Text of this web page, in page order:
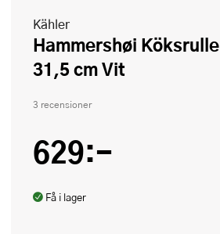
Kähler
Hammershøi Köksrullehållare
31,5 cm Vit
3 recensioner
629:-
Få i lager